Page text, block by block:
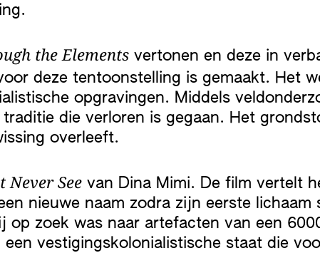
the Elements vertonen en deze in
deze tentoonstelling is gemaakt. Het
opgravingen. Middels
die verloren is gegaan. Het
overleeft.
Never See van Dina Mimi. De film vertelt
nieuwe naam zodra zijn eerste
zoek was naar artefacten van een
vestigingskolonialistische staat die